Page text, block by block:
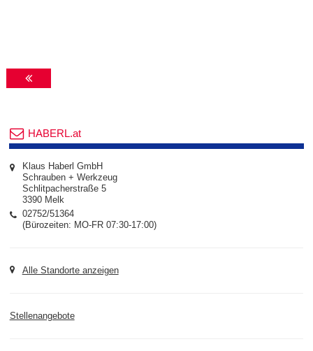
HABERL.at
Klaus Haberl GmbH
Schrauben + Werkzeug
Schlitpacherstraße 5
3390 Melk
02752/51364
(Bürozeiten: MO-FR 07:30-17:00)
Alle Standorte anzeigen
Stellenangebote